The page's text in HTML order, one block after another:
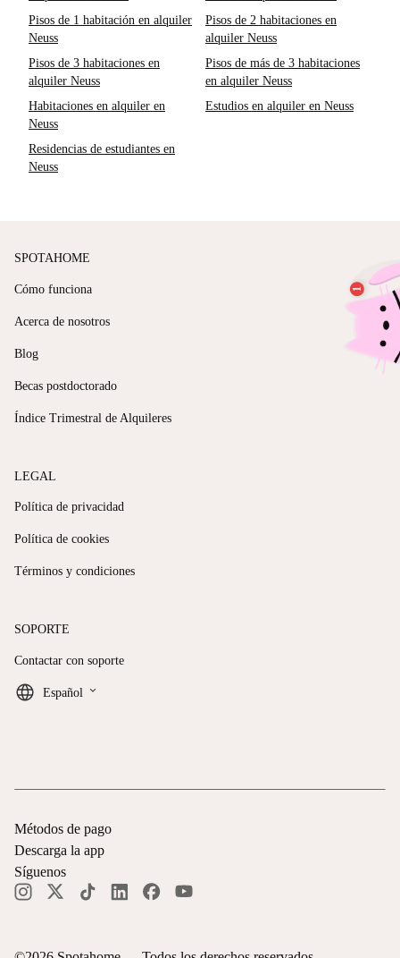
Pisos de 1 habitación en alquiler
Neuss
Pisos de 2 habitaciones en
alquiler Neuss
Pisos de 3 habitaciones en
alquiler Neuss
Pisos de más de 3 habitaciones
en alquiler Neuss
Habitaciones en alquiler en
Neuss
Estudios en alquiler en Neuss
Residencias de estudiantes en
Neuss
SPOTAHOME
Cómo funciona
Acerca de nosotros
Blog
Becas postdoctorado
Índice Trimestral de Alquileres
LEGAL
Política de privacidad
Política de cookies
Términos y condiciones
SOPORTE
Contactar con soporte
Español keyboard_arrow_down
Métodos de pago
Descarga la app
Síguenos